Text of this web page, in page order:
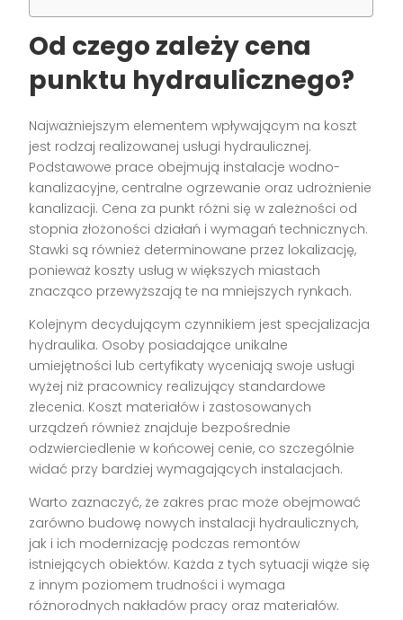
Od czego zależy cena
punktu hydraulicznego?
Najważniejszym elementem wpływającym na koszt
jest rodzaj realizowanej usługi hydraulicznej.
Podstawowe prace obejmują instalacje wodno-
kanalizacyjne, centralne ogrzewanie oraz udrożnienie
kanalizacji. Cena za punkt różni się w zależności od
stopnia złożoności działań i wymagań technicznych.
Stawki są również determinowane przez lokalizację,
ponieważ koszty usług w większych miastach
znacząco przewyższają te na mniejszych rynkach.
Kolejnym decydującym czynnikiem jest specjalizacja
hydraulika. Osoby posiadające unikalne
umiejętności lub certyfikaty wyceniają swoje usługi
wyżej niż pracownicy realizujący standardowe
zlecenia. Koszt materiałów i zastosowanych
urządzeń również znajduje bezpośrednie
odzwierciedlenie w końcowej cenie, co szczególnie
widać przy bardziej wymagających instalacjach.
Warto zaznaczyć, że zakres prac może obejmować
zarówno budowę nowych instalacji hydraulicznych,
jak i ich modernizację podczas remontów
istniejących obiektów. Każda z tych sytuacji wiąże się
z innym poziomem trudności i wymaga
różnorodnych nakładów pracy oraz materiałów.